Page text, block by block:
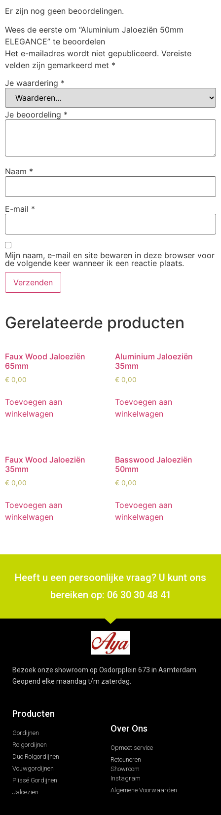
Er zijn nog geen beoordelingen.
Wees de eerste om “Aluminium Jaloeziën 50mm
ELEGANCE” te beoordelen
Het e-mailadres wordt niet gepubliceerd. Vereiste
velden zijn gemarkeerd met *
Je waardering *
Je beoordeling *
Naam *
E-mail *
Mijn naam, e-mail en site bewaren in deze browser voor
de volgende keer wanneer ik een reactie plaats.
Gerelateerde producten
Faux Wood Jaloeziën
65mm
€ 0,00
Toevoegen aan
winkelwagen
Aluminium Jaloeziën
35mm
€ 0,00
Toevoegen aan
winkelwagen
Faux Wood Jaloeziën
35mm
€ 0,00
Toevoegen aan
winkelwagen
Basswood Jaloeziën
50mm
€ 0,00
Toevoegen aan
winkelwagen
Heeft u een persoonlijke vraag? U kunt ons
bereiken op: 06 30 30 48 41
Bezoek onze showroom op Osdorpplein 673 in Asmterdam.
Geopend elke maandag t/m zaterdag.
Producten
Gordijnen
Rolgordijnen
Duo Rolgordijnen
Vouwgordijnen
Plissé Gordijnen
Jaloeziën
Over Ons
Opmeet service
Retouneren
Showroom
Instagram
Algemene Voorwaarden